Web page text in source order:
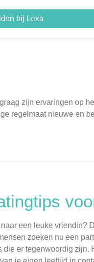
bij Lexa
zijn ervaringen op
regelmaat nieuwe en
een leuke vriendin?
zoeken nu een
die er tegenwoordig zijn.